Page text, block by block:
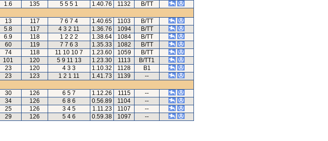
1.6 135 5 5 5 1 1.40.76 1132
B/TT
13 117 7 6 7 4 1.40.65 1103
B/TT
5.8 117 4 3 2 11 1.36.76 1094
B/TT
6.9 118 1 2 2 2 1.38.64 1084
B/TT
60 119 7 7 6 3 1.35.33 1082
B/TT
74 118 11 10 10 7 1.23.60 1059
B/TT
101 120 5 9 11 13 1.23.30 1113
B/TT1
23 120 4 3 3 1.10.32 1128
B1
23 123 1 2 1 11 1.41.73 1139
--
30 126 6 5 7 1.12.26 1115
--
34 126 6 8 6 0.56.89 1104
--
25 126 3 4 5 1.11.23 1107
--
29 126 5 4 6 0.59.38 1097 --